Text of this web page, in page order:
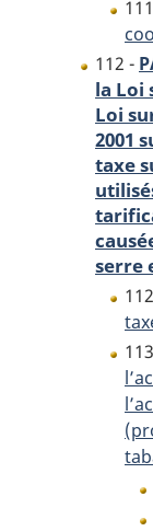
112 -
la Loi
Loi
2001
taxe
serre